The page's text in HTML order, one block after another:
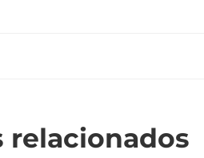
relacionados